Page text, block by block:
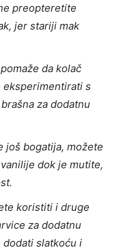
preopteretite
jer stariji mak
da kolač
eksperimentirati s
za dodatnu
još bogatija, možete
dok je mutite,
koristiti i druge
za dodatnu
slatkoću i